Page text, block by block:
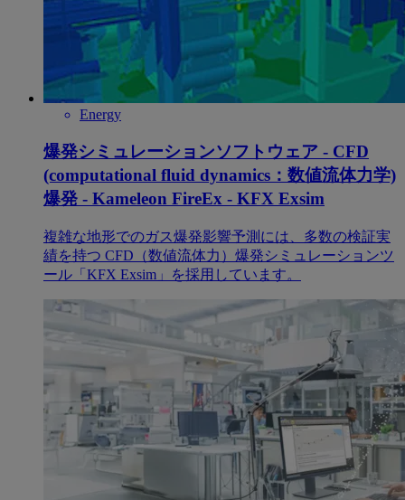
Energy
爆発シミュレーションソフトウェア - CFD
(computational fluid dynamics：数値流体力学)
爆発 - Kameleon FireEx - KFX Exsim
複雑な地形でのガス爆発影響予測には、多数の検証実
績を持つ CFD（数値流体力）爆発シミュレーションツ
ール「KFX Exsim」を採用しています。